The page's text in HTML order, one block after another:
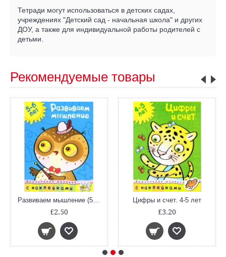
Тетради могут использоваться в детских садах,
учреждениях "Детский сад - начальная школа" и других
ДОУ, а также для индивидуальной работы родителей с
детьми.
Рекомендуемые товары
£2.50
Цифры и счет. 4-5 лет
£3.20